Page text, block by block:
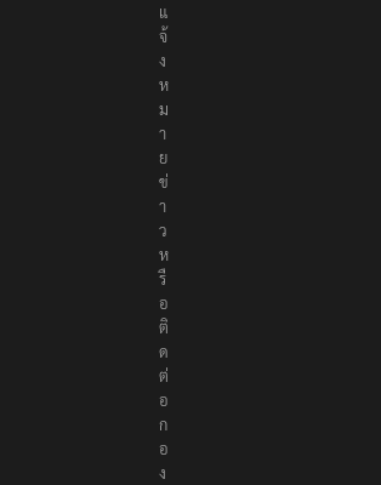
แ
จ้
ง
ห
ม
า
ย
ข่
า
ว
ห
รื
อ
ติ
ด
ต่
อ
ก
อ
ง